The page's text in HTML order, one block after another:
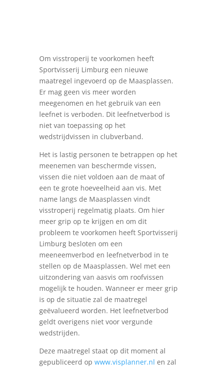
Om visstroperij te voorkomen heeft
Sportvisserij Limburg een nieuwe
maatregel ingevoerd op de Maasplassen.
Er mag geen vis meer worden
meegenomen en het gebruik van een
leefnet is verboden. Dit leefnetverbod is
niet van toepassing op het
wedstrijdvissen in clubverband.
Het is lastig personen te betrappen op het
meenemen van beschermde vissen,
vissen die niet voldoen aan de maat of
een te grote hoeveelheid aan vis. Met
name langs de Maasplassen vindt
visstroperij regelmatig plaats. Om hier
meer grip op te krijgen en om dit
probleem te voorkomen heeft Sportvisserij
Limburg besloten om een
meeneemverbod en leefnetverbod in te
stellen op de Maasplassen. Wel met een
uitzondering van aasvis om roofvissen
mogelijk te houden. Wanneer er meer grip
is op de situatie zal de maatregel
geëvalueerd worden. Het leefnetverbod
geldt overigens niet voor vergunde
wedstrijden.
Deze maatregel staat op dit moment al
gepubliceerd op www.visplanner.nl en zal